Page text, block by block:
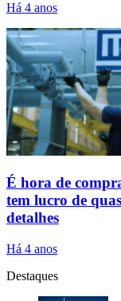
Há 4 anos
É hora de
tem lucro de
detalhes
Há 4 anos
Destaques